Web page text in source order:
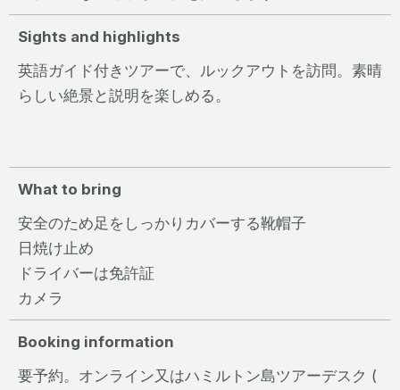
Sights and highlights
英語ガイド付きツアーで、ルックアウトを訪問。素晴
らしい絶景と説明を楽しめる。
What to bring
安全のため足をしっかりカバーする靴帽子
日焼け止め
ドライバーは免許証
カメラ
Booking information
要予約。オンライン又はハミルトン島ツアーデスク (